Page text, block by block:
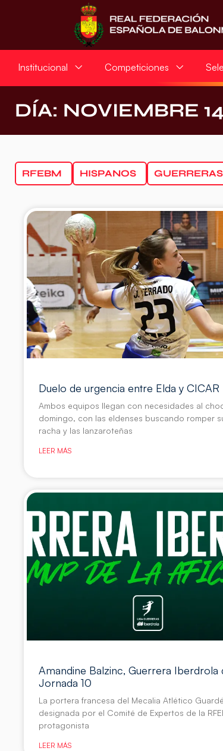
Institucional Competiciones
DÍA: NOVIEMBRE
RFEBM HISPANOS GUERRERAS
Duelo de urgencia entre Elda y CICAR
Ambos equipos llegan con necesidades al
domingo, con las eldenses buscando romper
racha y las lanzaroteñas
LEER MÁS
Amandine Balzinc, Guerrera Iberdrola
Jornada 10
La portera francesa del Mecalia Atlético
designada por el Comité de Expertos de la
protagonista
LEER MÁS